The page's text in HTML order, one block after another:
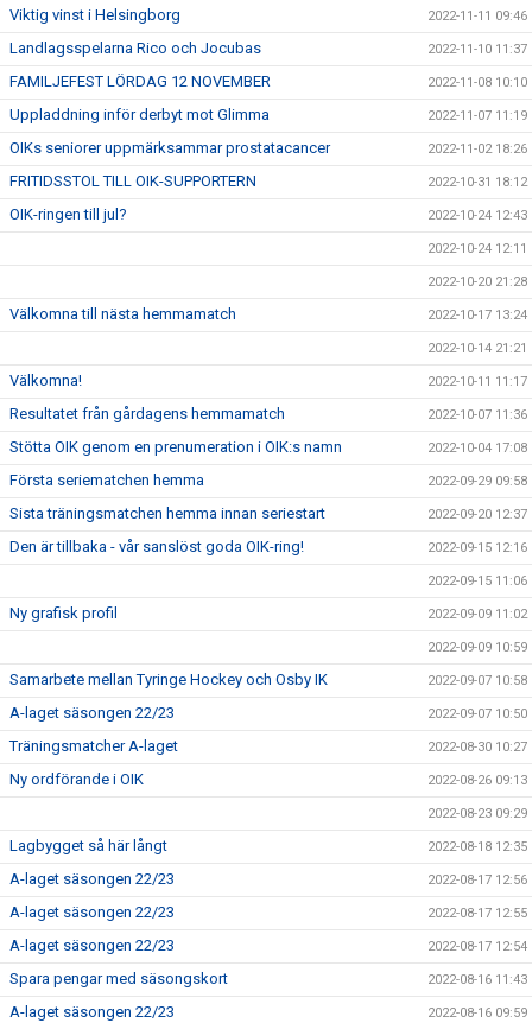
Viktig vinst i Helsingborg 2022-11-11 09:46
Landlagsspelarna Rico och Jocubas 2022-11-10 11:37
FAMILJEFEST LÖRDAG 12 NOVEMBER 2022-11-08 10:10
Uppladdning inför derbyt mot Glimma 2022-11-07 11:19
OIKs seniorer uppmärksammar prostatacancer 2022-11-02 18:26
FRITIDSSTOL TILL OIK-SUPPORTERN 2022-10-31 18:12
OIK-ringen till jul? 2022-10-24 12:43
2022-10-24 12:11
2022-10-20 21:28
Välkomna till nästa hemmamatch 2022-10-17 13:24
2022-10-14 21:21
Välkomna! 2022-10-11 11:17
Resultatet från gårdagens hemmamatch 2022-10-07 11:36
Stötta OIK genom en prenumeration i OIK:s namn 2022-10-04 17:08
Första seriematchen hemma 2022-09-29 09:58
Sista träningsmatchen hemma innan seriestart 2022-09-20 12:37
Den är tillbaka - vår sanslöst goda OIK-ring! 2022-09-15 12:16
2022-09-15 11:06
Ny grafisk profil 2022-09-09 11:02
2022-09-09 10:59
Samarbete mellan Tyringe Hockey och Osby IK 2022-09-07 10:58
A-laget säsongen 22/23 2022-09-07 10:50
Träningsmatcher A-laget 2022-08-30 10:27
Ny ordförande i OIK 2022-08-26 09:13
2022-08-23 09:29
Lagbygget så här långt 2022-08-18 12:35
A-laget säsongen 22/23 2022-08-17 12:56
A-laget säsongen 22/23 2022-08-17 12:55
A-laget säsongen 22/23 2022-08-17 12:54
Spara pengar med säsongskort 2022-08-16 11:43
A-laget säsongen 22/23 2022-08-16 09:59